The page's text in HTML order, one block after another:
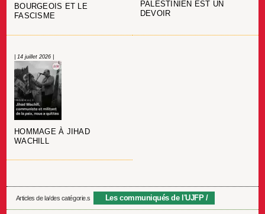
BOURGEOIS ET LE
FASCISME
PALESTINIEN EST UN
DEVOIR
| 14 juillet 2026 |
HOMMAGE À JIHAD
WACHILL
Articles de la/des catégorie.s Les communiqués de l'UJFP